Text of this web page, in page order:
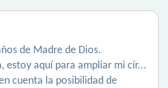
de Madre de Dios.
estoy aquí para ampliar mi cír...
cuenta la posibilidad de